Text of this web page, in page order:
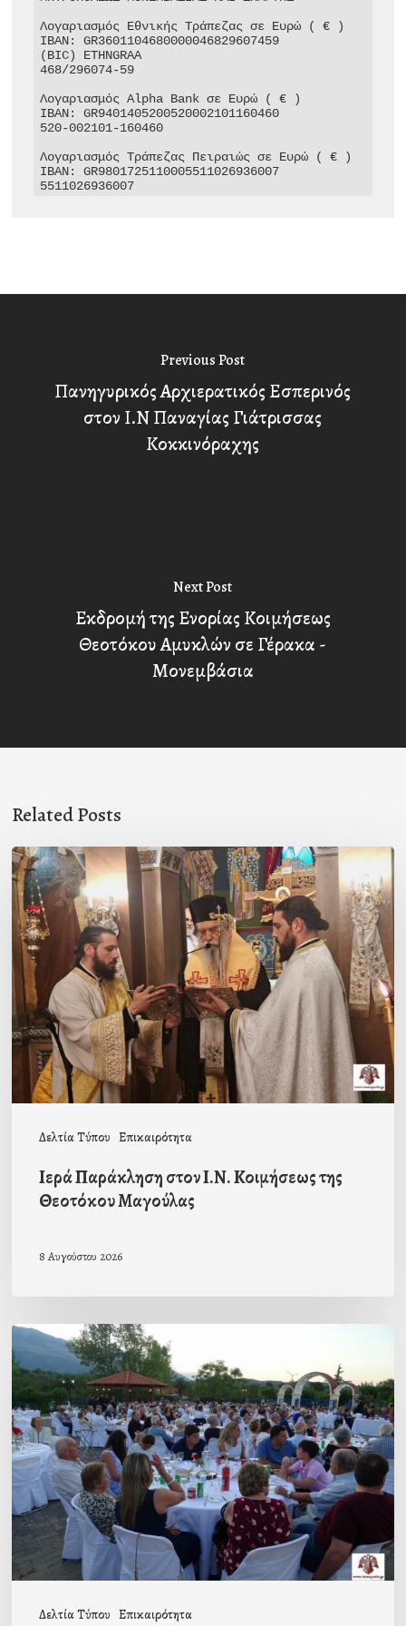
Λογαριασμός Εθνικής Τράπεζας σε Ευρώ ( € )
IBAN: GR3601104680000046829607459
(BIC) ETHNGRAA
468/296074-59
Λογαριασμός Alpha Bank σε Ευρώ ( € )
IBAN: GR9401405200520002101160460
520-002101-160460
Λογαριασμός Τράπεζας Πειραιώς σε Ευρώ ( € )
IBAN: GR9801725110005511026936007
5511026936007
Previous Post
Πανηγυρικός Αρχιερατικός Εσπερινός
στον Ι.Ν Παναγίας Γιάτρισσας
Κοκκινόραχης
Next Post
Εκδρομή της Ενορίας Κοιμήσεως
Θεοτόκου Αμυκλών σε Γέρακα -
Μονεμβάσια
Related Posts
Δελτία Τύπου Επικαιρότητα
Ιερά
Παράκληση
στον
Ι.Ν.
Κοιμήσεως
της
Θεοτόκου
Μαγούλας
Ιερά Παράκληση στον Ι.Ν. Κοιμήσεως της
Θεοτόκου Μαγούλας
8 Αυγούστου 2026
Δελτία Τύπου Επικαιρότητα
Πρόσκληση
προς
τους
Ομογενείς
μας